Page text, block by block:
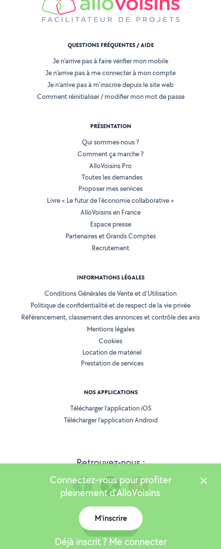
Retrouvez-nous :
QUESTIONS FRÉQUENTES / AIDE
Je n'arrive pas à faire vérifier mon mobile
Je n'arrive pas à me connecter à mon compte
Je n'arrive pas à m'inscrire depuis le site web
Comment réinitialiser / modifier mon mot de passe
PRÉSENTATION
Qui sommes-nous ?
Comment ça marche ?
AlloVoisins Pro
Toutes les demandes
Proposer mes services
Livre « Le futur de l'économie collaborative »
AlloVoisins en France
Espace presse
Partenaires et Grands Comptes
Recrutement
INFORMATIONS LÉGALES
Conditions Générales de Vente et d'Utilisation
Politique de confidentialité et de respect de la vie privée
Référencement, classement des annonces et contrôle des avis
Mentions légales
Cookies
Location de matériel
Prestation de services
NOS APPLICATIONS
Télécharger l’application iOS
Télécharger l’application Android
Version 25.5.3
Connectez-vous pour profiter
pleinement d'AlloVoisins
M'inscrire
Déjà inscrit ? Me connecter